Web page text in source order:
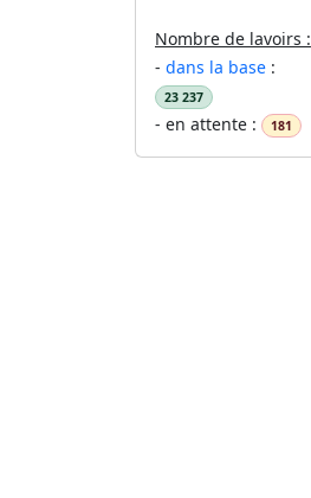
Nombre de lavoirs :
- dans la base :
23 237
- en attente : 181